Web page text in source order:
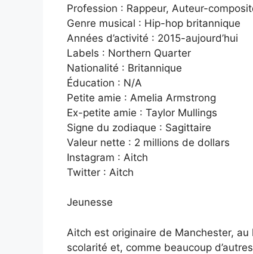
Profession : Rappeur, Auteur-
Genre musical : Hip-hop britannique
Années d’activité : 2015-aujourd’hui
Labels : Northern Quarter
Nationalité : Britannique
Éducation : N/A
Petite amie : Amelia Armstrong
Ex-petite amie : Taylor Mullings
Signe du zodiaque : Sagittaire
Valeur nette : 2 millions de dollars
Instagram : Aitch
Twitter : Aitch
Jeunesse
Aitch est originaire de Manchester, au
scolarité et, comme beaucoup